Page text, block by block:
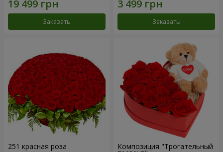
Заказать Заказать
251 красная роза Композиция "Трогательный